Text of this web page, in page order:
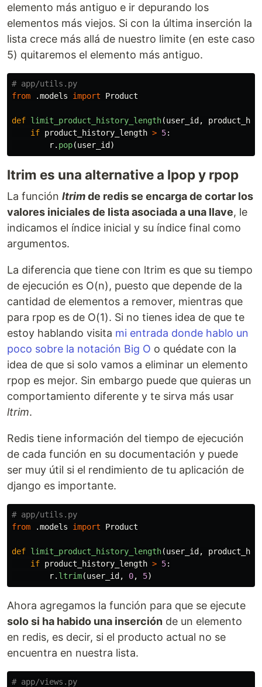
elemento más antiguo e ir depurando los
elementos más viejos. Si con la última inserción la
lista crece más allá de nuestro limite (en este caso
5) quitaremos el elemento más antiguo.
from
.models import Product
def limit_product_history_length(user_id ,
if product_history_length > 5:
r. pop(user_id )
ltrim es una alternative a lpop y rpop
La función ltrimde redis se encarga de cortar los
valores iniciales de lista asociada a una llave, le
indicamos el índice inicial y su índice final como
argumentos.
La diferencia que tiene con ltrim es que su tiempo
de ejecución es O(n), puesto que depende de la
cantidad de elementos a remover, mientras que
para rpop es de O(1). Si no tienes idea de que te
estoy hablando visita mi entrada donde hablo un
poco sobre la notación Big O o quédate con la
idea de que si solo vamos a eliminar un elemento
rpop es mejor. Sin embargo puede que quieras un
comportamiento diferente y te sirva más usar
ltrim.
Redis tiene información del tiempo de ejecución
de cada función en su documentación y puede
ser muy útil si el rendimiento de tu aplicación de
django es importante.
from
.models import Product
def limit_product_history_length(user_id ,
if product_history_length > 5:
r. ltrim(user_id , 0, 5)
Ahora agregamos la función para que se ejecute
solo si ha habido una inserción de un elemento
en redis, es decir, si el producto actual no se
encuentra en nuestra lista.